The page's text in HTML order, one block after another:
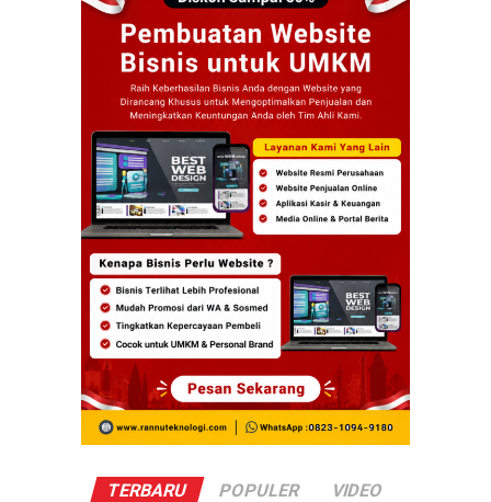
TERBARU POPULER VIDEO